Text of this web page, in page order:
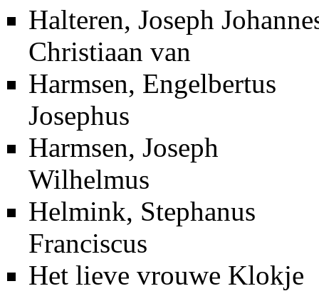
Halteren, Joseph
Christiaan van
Harmsen, Engelbertus
Josephus
Harmsen, Joseph
Wilhelmus
Helmink, Stephanus
Franciscus
Het lieve vrouwe Klokje